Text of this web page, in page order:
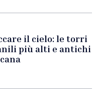
il cielo: le torri
più alti e antichi